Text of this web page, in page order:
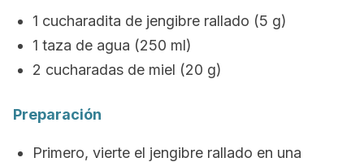
1 cucharadita de jengibre rallado (5 g)
1 taza de agua (250 ml)
2 cucharadas de miel (20 g)
Preparación
Primero, vierte el jengibre rallado en una